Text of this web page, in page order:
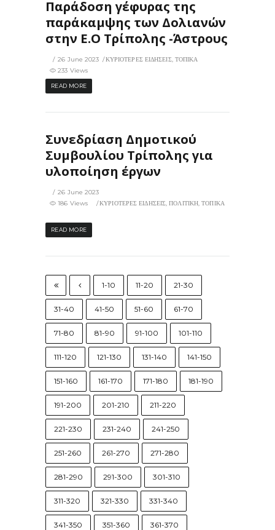
Παράδοση γέφυρας της
παράκαμψης των Δολιανών
στην Ε.Ο Τρίπολης -Άστρους
26 June 2023 ΚΥΡΙΟΤΕΡΕΣ ΕΙΔΗΣΕΙΣ, ΤΟΠΙΚΑ
233 Views
READ MORE
Συνεδρίαση Δημοτικού
Συμβουλίου Τρίπολης για
υλοποίηση έργων
26 June 2023
ΚΥΡΙΟΤΕΡΕΣ ΕΙΔΗΣΕΙΣ,ΠΟΛΙΤΙΚΗ,ΤΟΠΙΚΑ
186 Views
READ MORE
1-10 11-20 21-30
31-40 41-50 51-60 61-70
71-80 81-90 91-100 101-110
111-120 121-130 131-140 141-150
151-160 161-170 171-180 181-190
191-200 201-210 211-220
221-230 231-240 241-250
251-260 261-270 271-280
281-290 291-300 301-310
311-320 321-330 331-340
341-350 351-360 361-370